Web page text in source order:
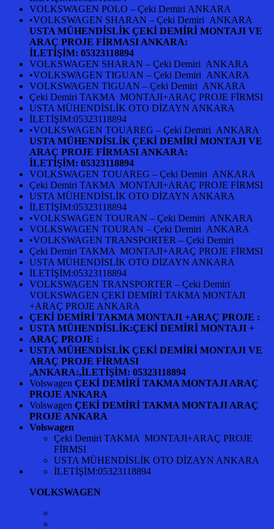
VOLKSWAGEN POLO – Çeki Demiri ANKARA
•VOLKSWAGEN SHARAN – Çeki Demiri ANKARA
USTA MÜHENDİSLİK ÇEKİ DEMİRİ MONTAJI VE
ARAÇ PROJE FİRMASI ANKARA:
İLETİŞİM: 05323118894
VOLKSWAGEN SHARAN – Çeki Demiri ANKARA
•VOLKSWAGEN TIGUAN – Çeki Demiri ANKARA
VOLKSWAGEN TIGUAN – Çeki Demiri ANKARA
Çeki Demiri TAKMA MONTAJI+ARAÇ PROJE FİRMSI
USTA MÜHENDİSLİK OTO DİZAYN ANKARA
İLETİŞİM:05323118894
•VOLKSWAGEN TOUAREG – Çeki Demiri ANKARA
USTA MÜHENDİSLİK ÇEKİ DEMİRİ MONTAJI VE
ARAÇ PROJE FİRMASI ANKARA:
İLETİŞİM: 05323118894
VOLKSWAGEN TOUAREG – Çeki Demiri ANKARA
Çeki Demiri TAKMA MONTAJI+ARAÇ PROJE FİRMSI
USTA MÜHENDİSLİK OTO DİZAYN ANKARA
İLETİŞİM:05323118894
•VOLKSWAGEN TOURAN – Çeki Demiri ANKARA
VOLKSWAGEN TOURAN – Çeki Demiri ANKARA
•VOLKSWAGEN TRANSPORTER – Çeki Demiri
Çeki Demiri TAKMA MONTAJI+ARAÇ PROJE FİRMSI
USTA MÜHENDİSLİK OTO DİZAYN ANKARA
İLETİŞİM:05323118894
VOLKSWAGEN TRANSPORTER – Çeki Demiri
VOLKSWAGEN ÇEKİ DEMİRİ TAKMA MONTAJI
+ARAÇ PROJE ANKARA
ÇEKİ DEMİRİ TAKMA MONTAJI +ARAÇ PROJE :
USTA MÜHENDİSLİK:ÇEKİ DEMİRİ MONTAJI +
ARAÇ PROJE :
USTA MÜHENDİSLİK ÇEKİ DEMİRİ MONTAJI VE
ARAÇ PROJE FİRMASI
,ANKARA:,İLETİŞİM: 05323118894
Volswagen ÇEKİ DEMİRİ TAKMA MONTAJI ARAÇ
PROJE ANKARA
Volswagen ÇEKİ DEMİRİ TAKMA MONTAJI ARAÇ
PROJE ANKARA
Volswagen
Çeki Demiri TAKMA MONTAJI+ARAÇ PROJE
FİRMSI
USTA MÜHENDİSLİK OTO DİZAYN ANKARA
İLETİŞİM:05323118894
VOLKSWAGEN